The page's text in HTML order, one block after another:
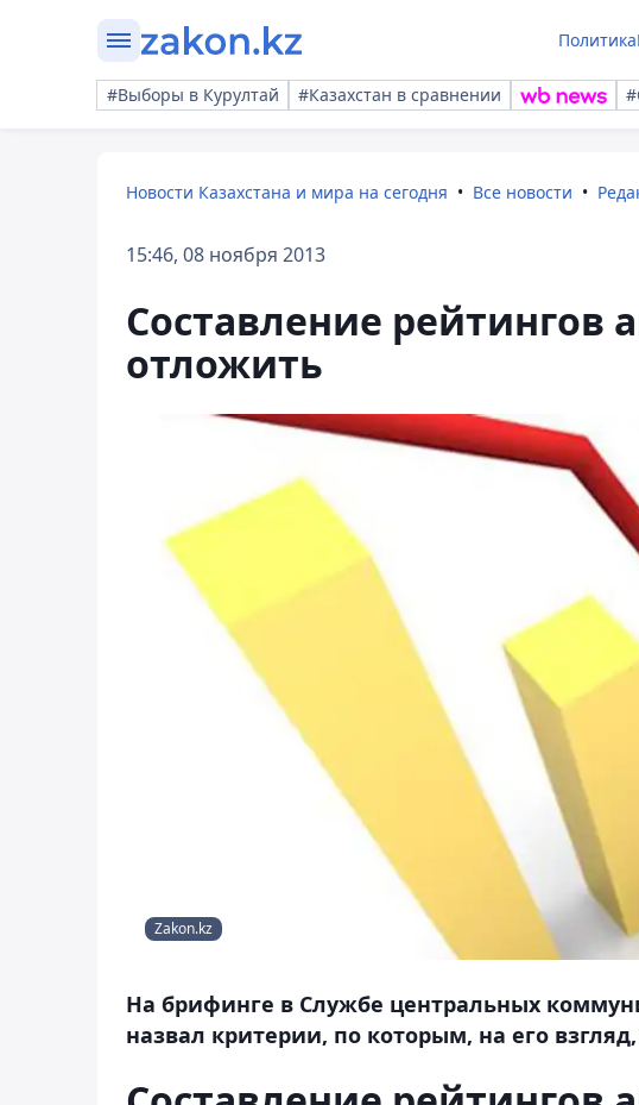
Политика
#Выборы в Курултай #Казахстан в сравнении
Новости Казахстана и мира на сегодня Все новости
15:46, 08 ноября 2013
Составление рейтингов
отложить
Zakon.kz
На брифинге в Службе центральных
назвал критерии, по которым, на его взгляд,